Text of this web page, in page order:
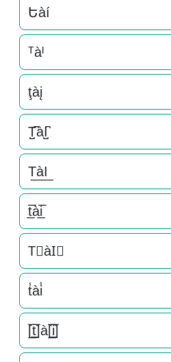
Եàí
ᵀàᴵ
ţàį
T̺͆àI̺͆
T͟àI͟
t̲̅ài̲̅
T⃣àI⃣
t̾ài̾
[̲̅t̲̅]à[̲̅i̲̅]